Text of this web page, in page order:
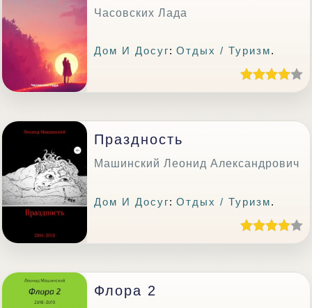
Часовских Лада
Дом И Досуг:Отдых / Туризм.
Праздность
Машинский Леонид Александрович
Дом И Досуг:Отдых / Туризм.
Флора 2